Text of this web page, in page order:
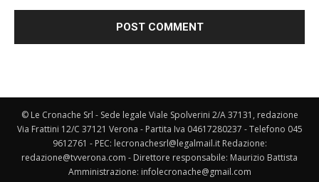
© Le Cronache Srl - Sede legale Viale Spolverini 2/A 37131, redazione
Via Frattini 12/C 37121 Verona - Partita Iva 04617280237 - Telefono 045
9612761 - PEC: lecronachesrl@legalmail.it Redazione:
redazione@tvverona.com - Direttore responsabile: Maurizio Battista
Amministrazione: infolecronache@gmail.com